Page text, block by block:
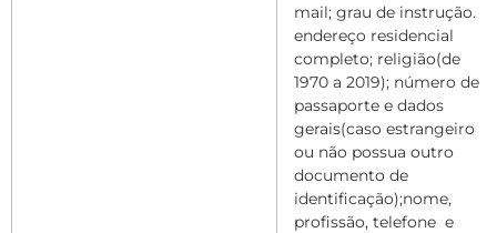
mail; grau de instrução.
endereço residencial
completo; religião(de
1970 a 2019); número de
passaporte e dados
gerais(caso estrangeiro
ou não possua outro
documento de
identificação);nome,
profissão, telefone e